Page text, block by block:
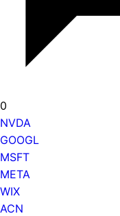
0
NVDA
GOOGL
MSFT
META
WIX
ACN